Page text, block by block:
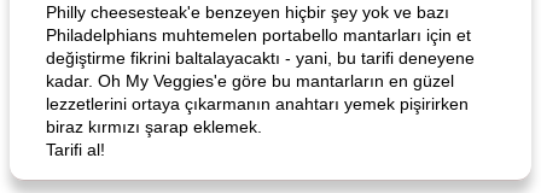
Philly cheesesteak'e benzeyen hiçbir şey yok ve bazı
Philadelphians muhtemelen portabello mantarları için et
değiştirme fikrini baltalayacaktı - yani, bu tarifi deneyene
kadar. Oh My Veggies'e göre bu mantarların en güzel
lezzetlerini ortaya çıkarmanın anahtarı yemek pişirirken
biraz kırmızı şarap eklemek.
Tarifi al!